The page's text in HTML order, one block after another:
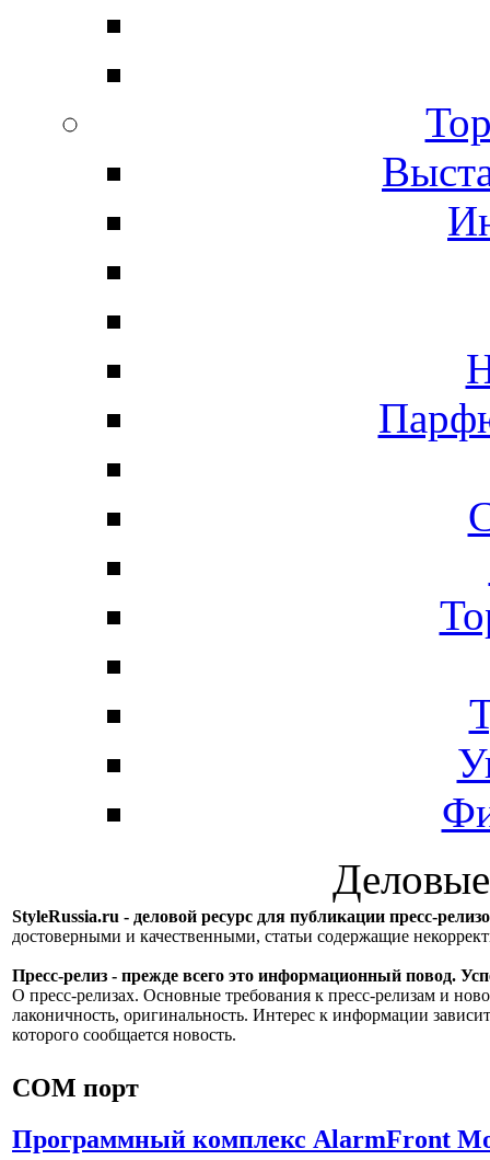
StyleRussia.ru - деловой ресурс для публикации пресс-
достоверными и качественными, статьи содержащие
Пресс-релиз - прежде всего это информационный повод.
О пресс-релизах. Основные требования к пресс-релизам и
лаконичность, оригинальность. Интерес к информации
которого сообщается новость.
COM порт
Программный комплекс AlarmFront